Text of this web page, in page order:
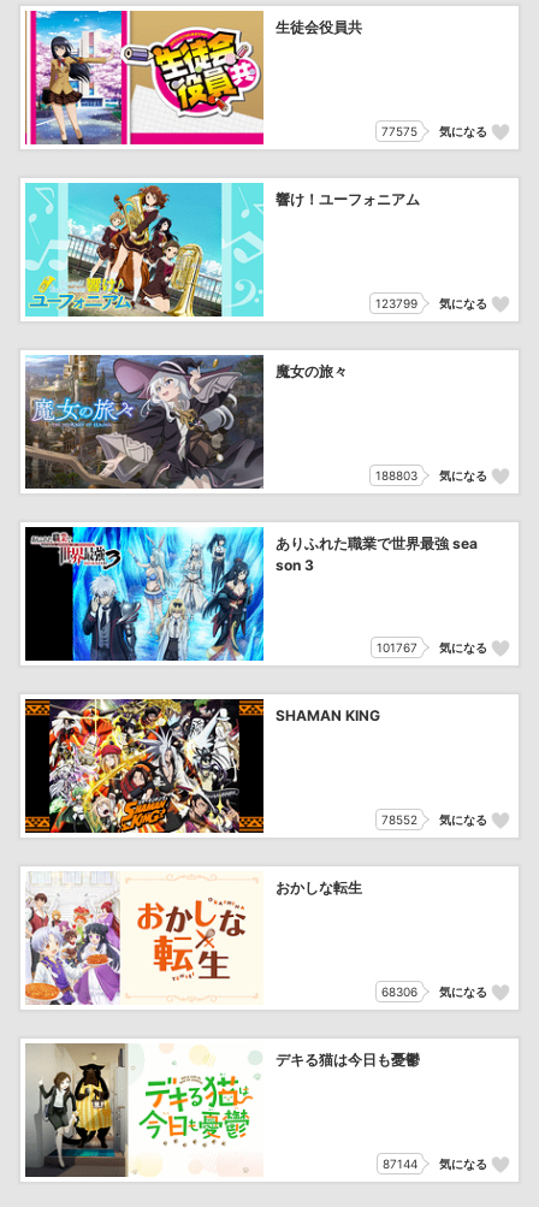
生徒会役員共
77575 気になる
響け！ユーフォニアム
123799 気になる
魔女の旅々
188803 気になる
ありふれた職業で世界最強 sea
son 3
101767 気になる
SHAMAN KING
78552 気になる
おかしな転生
68306 気になる
デキる猫は今日も憂鬱
87144 気になる